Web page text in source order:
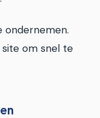
ondernemen.
om snel te